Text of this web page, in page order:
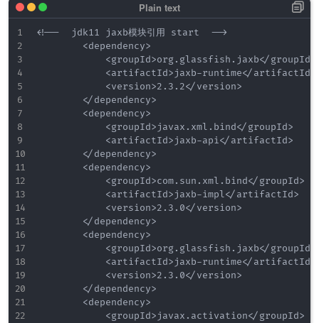
<!--  jdk11 jaxb模块引用 start  -->
        <dependency>
            <groupId>org.glassfish.jaxb</groupId>
            <artifactId>jaxb-runtime</artifactId>
            <version>2.3.2</version>
        </dependency>
        <dependency>
            <groupId>javax.xml.bind</groupId>
            <artifactId>jaxb-api</artifactId>
        </dependency>
        <dependency>
            <groupId>com.sun.xml.bind</groupId>
            <artifactId>jaxb-impl</artifactId>
            <version>2.3.0</version>
        </dependency>
        <dependency>
            <groupId>org.glassfish.jaxb</groupId>
            <artifactId>jaxb-runtime</artifactId>
            <version>2.3.0</version>
        </dependency>
        <dependency>
            <groupId>javax.activation</groupId>